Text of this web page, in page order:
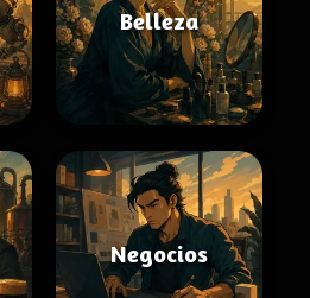
Belleza
Negocios